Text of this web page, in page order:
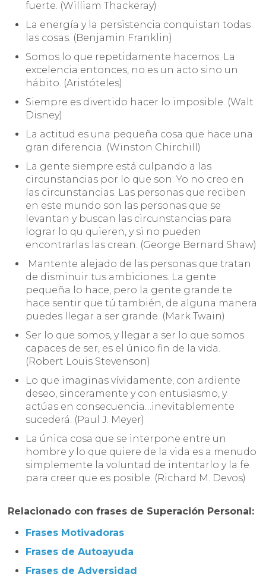
fuerte. (William Thackeray)
La energía y la persistencia conquistan todas
las cosas. (Benjamin Franklin)
Somos lo que repetidamente hacemos. La
excelencia entonces, no es un acto sino un
hábito. (Aristóteles)
Siempre es divertido hacer lo imposible. (Walt
Disney)
La actitud es una pequeña cosa que hace una
gran diferencia. (Winston Chirchill)
La gente siempre está culpando a las
circunstancias por lo que son. Yo no creo en
las circunstancias. Las personas que reciben
en este mundo son las personas que se
levantan y buscan las circunstancias para
lograr lo qu quieren, y si no pueden
encontrarlas las crean. (George Bernard Shaw)
Mantente alejado de las personas que tratan
de disminuir tus ambiciones. La gente
pequeña lo hace, pero la gente grande te
hace sentir que tú también, de alguna manera
puedes llegar a ser grande. (Mark Twain)
Ser lo que somos, y llegar a ser lo que somos
capaces de ser, es el único fin de la vida.
(Robert Louis Stevenson)
Lo que imaginas vívidamente, con ardiente
deseo, sinceramente y con entusiasmo, y
actúas en consecuencia…inevitablemente
sucederá. (Paul J. Meyer)
La única cosa que se interpone entre un
hombre y lo que quiere de la vida es a menudo
simplemente la voluntad de intentarlo y la fe
para creer que es posible. (Richard M. Devos)
Relacionado con frases de Superación Personal:
Frases Motivadoras
Frases de Autoayuda
Frases de Adversidad